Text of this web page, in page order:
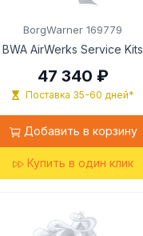
BorgWarner 169779
BWA AirWerks Service Kits
47 340 ₽
Поставка 35-60 дней*
Добавить в корзину
Купить в один клик